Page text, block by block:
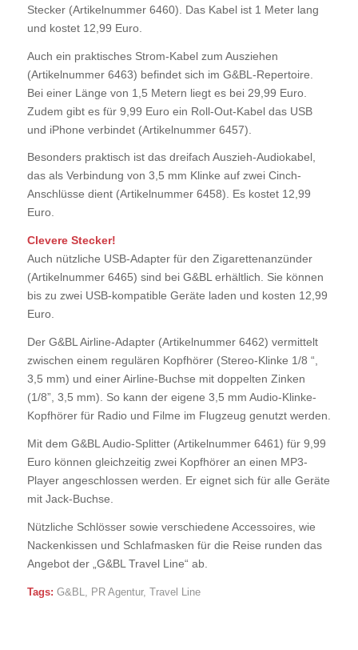
Stecker (Artikelnummer 6460). Das Kabel ist 1 Meter lang
und kostet 12,99 Euro.
Auch ein praktisches Strom-Kabel zum Ausziehen
(Artikelnummer 6463) befindet sich im G&BL-Repertoire.
Bei einer Länge von 1,5 Metern liegt es bei 29,99 Euro.
Zudem gibt es für 9,99 Euro ein Roll-Out-Kabel das USB
und iPhone verbindet (Artikelnummer 6457).
Besonders praktisch ist das dreifach Auszieh-Audiokabel,
das als Verbindung von 3,5 mm Klinke auf zwei Cinch-
Anschlüsse dient (Artikelnummer 6458). Es kostet 12,99
Euro.
Clevere Stecker!
Auch nützliche USB-Adapter für den Zigarettenanzünder
(Artikelnummer 6465) sind bei G&BL erhältlich. Sie können
bis zu zwei USB-kompatible Geräte laden und kosten 12,99
Euro.
Der G&BL Airline-Adapter (Artikelnummer 6462) vermittelt
zwischen einem regulären Kopfhörer (Stereo-Klinke 1/8 “,
3,5 mm) und einer Airline-Buchse mit doppelten Zinken
(1/8”, 3,5 mm). So kann der eigene 3,5 mm Audio-Klinke-
Kopfhörer für Radio und Filme im Flugzeug genutzt werden.
Mit dem G&BL Audio-Splitter (Artikelnummer 6461) für 9,99
Euro können gleichzeitig zwei Kopfhörer an einen MP3-
Player angeschlossen werden. Er eignet sich für alle Geräte
mit Jack-Buchse.
Nützliche Schlösser sowie verschiedene Accessoires, wie
Nackenkissen und Schlafmasken für die Reise runden das
Angebot der „G&BL Travel Line“ ab.
Tags: G&BL, PR Agentur, Travel Line